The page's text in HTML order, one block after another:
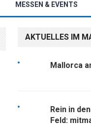
MESSEN & EVENTS
AKTUELLES IM
Mallorca
Rein in
Feld: